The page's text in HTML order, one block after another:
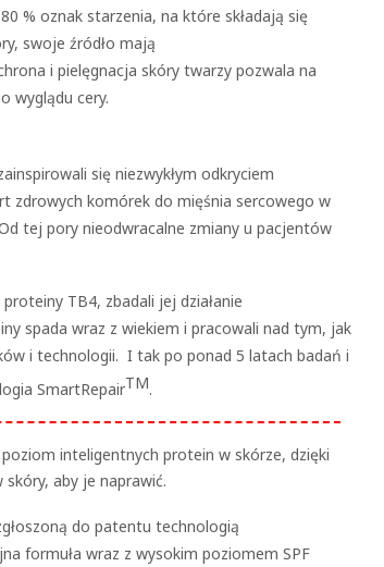
% oznak starzenia, na które składają się
swoje źródło mają
i pielęgnacja skóry twarzy pozwala na
wyglądu cery.
się niezwykłym odkryciem
zdrowych komórek do mięśnia sercowego w
tej pory nieodwracalne zmiany u pacjentów
TB4, zbadali jej działanie
spada wraz z wiekiem i pracowali nad tym, jak
i technologii. I tak po ponad 5 latach badań i
SmartRepairTM.
inteligentnych protein w skórze, dzięki
aby je naprawić.
do patentu technologią
formuła wraz z wysokim poziomem SPF